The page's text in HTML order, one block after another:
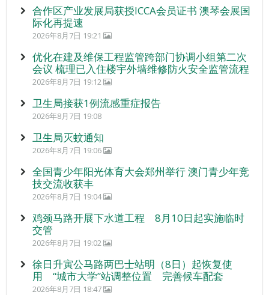
合作区产业发展局获授ICCA会员证书 澳琴会展国
际化再提速
2026年8月7日 19:21
优化在建及维保工程监管跨部门协调小组第二次
会议 梳理已入住楼宇外墙维修防火安全监管流程
2026年8月7日 19:12
卫生局接获1例流感重症报告
2026年8月7日 19:08
卫生局灭蚊通知
2026年8月7日 19:06
全国青少年阳光体育大会郑州举行 澳门青少年竞
技交流收获丰
2026年8月7日 19:04
鸡颈马路开展下水道工程 8月10日起实施临时
交管
2026年8月7日 19:02
徐日升寅公马路两巴士站明（8日）起恢复使
用 “城市大学”站调整位置 完善候车配套
2026年8月7日 18:47